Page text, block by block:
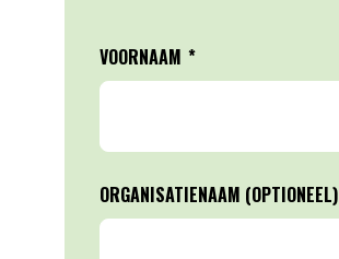
VOORNAAM *
ORGANISATIENAAM (OPTIONEEL)